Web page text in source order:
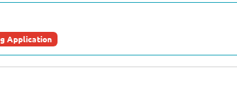
Application